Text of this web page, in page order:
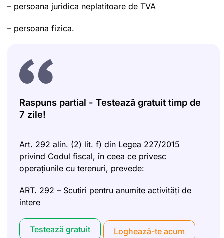
– persoana juridica neplatitoare de TVA
– persoana fizica.
Raspuns partial - Testează gratuit timp de
7 zile!
Art. 292 alin. (2) lit. f) din Legea 227/2015
privind Codul fiscal, în ceea ce privesc
operațiunile cu terenuri, prevede:
ART. 292 – Scutiri pentru anumite activități de
intere
Testează gratuit Loghează-te acum